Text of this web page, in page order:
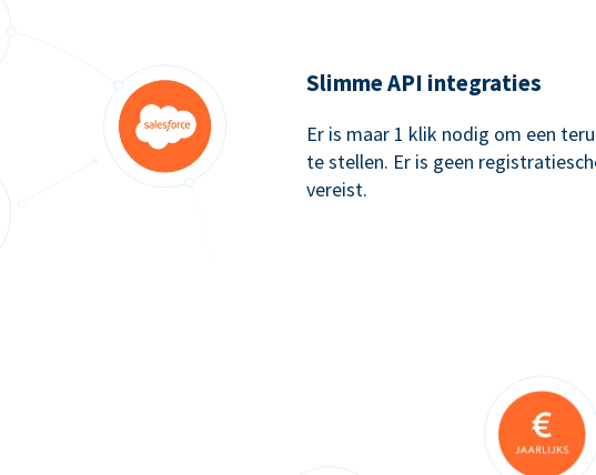
Slimme API integraties
Er is maar 1 klik nodig om een
te stellen. Er is geen
vereist.